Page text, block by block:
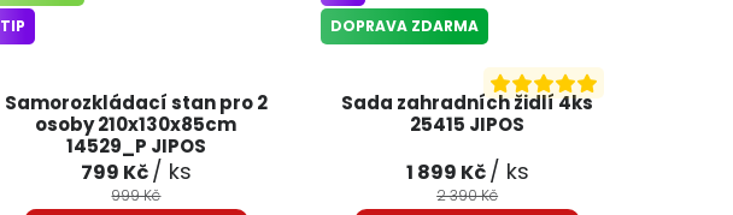
Samorozkládací stan pro 2
osoby 210x130x85cm
14529_P JIPOS
TIP
799 Kč/ ks
999 Kč
Sada zahradních židlí 4ks
25415 JIPOS
DOPRAVA ZDARMA
1 899 Kč/ ks
2 390 Kč